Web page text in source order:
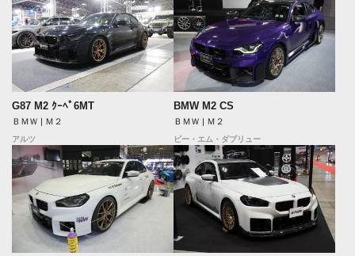
G87 M2 ｸｰﾍﾟ6MT
ＢＭＷ | Ｍ２
アルツ
BMW M2 CS
ＢＭＷ | Ｍ２
ビー・エム・ダブリュー